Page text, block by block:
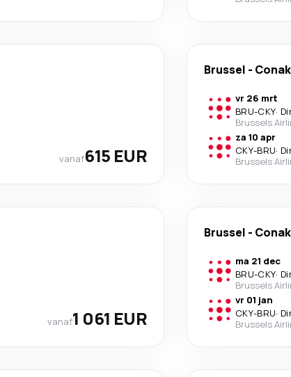
vanaf615 EUR
Brussel -
vr 26 mrt
BRU-CKY·
Brussels
za 10 apr
CKY-BRU·
Brussels
vanaf1 061 EUR
Brussel -
ma 21 dec
BRU-CKY·
Brussels
vr 01 jan
CKY-BRU·
Brussels